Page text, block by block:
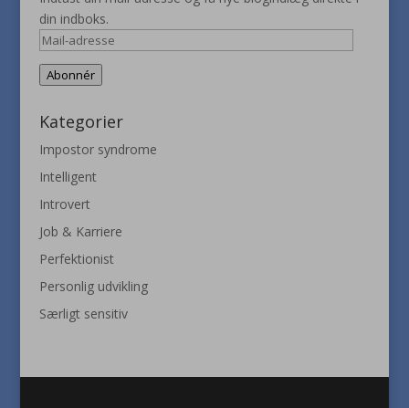
din indboks.
Mail-
adresse
Abonnér
Kategorier
Impostor syndrome
Intelligent
Introvert
Job & Karriere
Perfektionist
Personlig udvikling
Særligt sensitiv